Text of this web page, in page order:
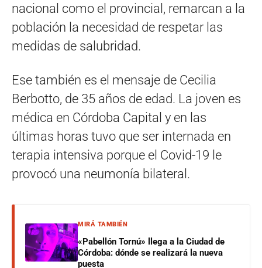
nacional como el provincial, remarcan a la
población la necesidad de respetar las
medidas de salubridad.
Ese también es el mensaje de Cecilia
Berbotto, de 35 años de edad. La joven es
médica en Córdoba Capital y en las
últimas horas tuvo que ser internada en
terapia intensiva porque el Covid-19 le
provocó una neumonía bilateral.
MIRÁ TAMBIÉN
«Pabellón Tornú» llega a la Ciudad de
Córdoba: dónde se realizará la nueva
puesta